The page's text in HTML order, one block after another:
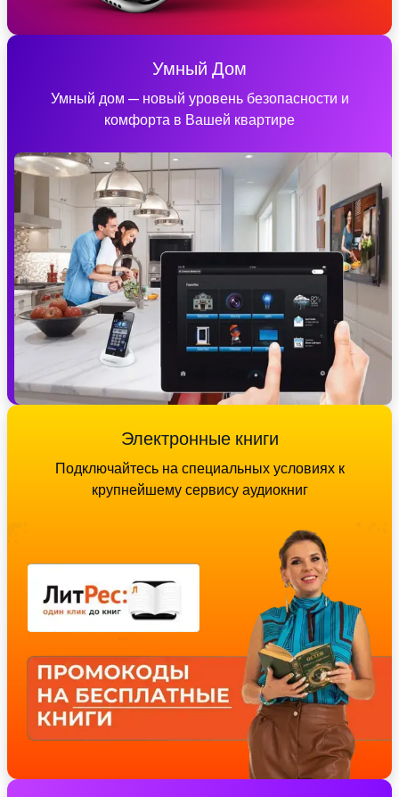
Умный Дом
Умный дом — новый уровень безопасности и
комфорта в Вашей квартире
Электронные книги
Подключайтесь на специальных условиях к
крупнейшему сервису аудиокниг